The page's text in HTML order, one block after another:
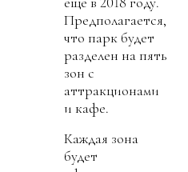
Предполагается,
что парк будет
разделен на пять
зон с
аттракционами
и кафе.
Каждая зона
будет